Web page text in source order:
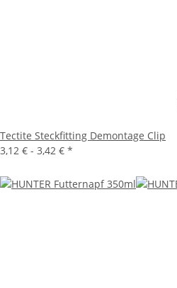
Tectite Steckfitting Demontage Clip
3,12 € - 3,42 € *